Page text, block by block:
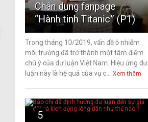
Chân dung fanpage
“Hành tinh Titanic” (P1)
Trong tháng 10/2019, vấn đề ô nhiễm
môi trường đã trở thành một tâm điểm
chú ý của dư luận Việt Nam. Hiệu ứng dư
luận này là hệ quả của vụ c...
Xem thêm
5